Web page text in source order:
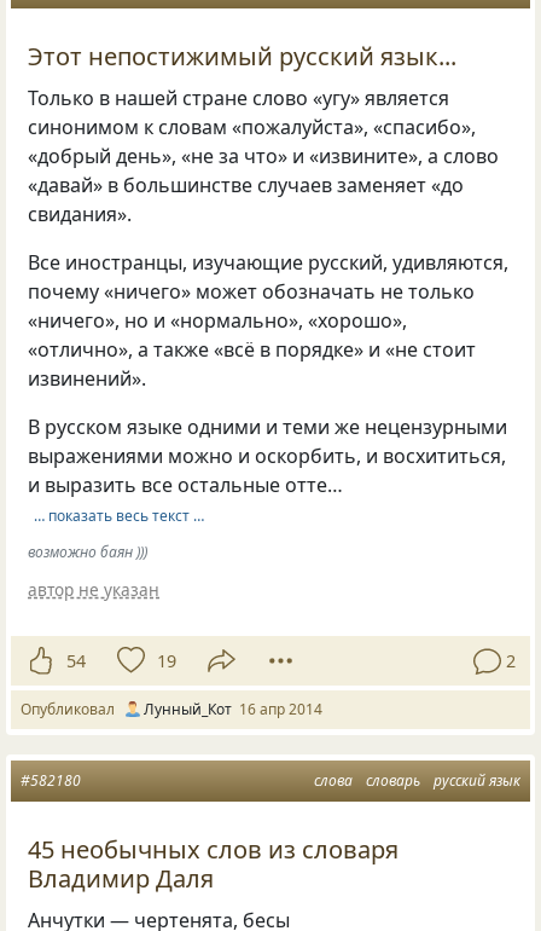
Этот непостижимый русский язык...
Только в нашей стране слово «угу» является
синонимом к словам «пожалуйста», «спасибо»,
«добрый день», «не за что» и «извините», а слово
«давай» в большинстве случаев заменяет «до
свидания».
Все иностранцы, изучающие русский, удивляются,
почему «ничего» может обозначать не только
«ничего», но и «нормально», «хорошо»,
«отлично», а также «всё в порядке» и «не стоит
извинений».
В русском языке одними и теми же нецензурными
выражениями можно и оскорбить, и восхититься,
и выразить все остальные отте…
… показать весь текст …
возможно баян )))
автор не указан
54 19 2
Опубликовал Лунный_Кот 16 апр 2014
слова словарь русский язык
#582180
45 необычных слов из словаря
Владимир Даля
Анчутки — чертенята, бесы